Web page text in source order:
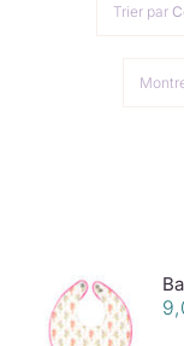
Trier par